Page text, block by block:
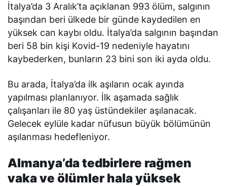
İtalya’da 3 Aralık’ta açıklanan 993 ölüm, salgının
başından beri ülkede bir günde kaydedilen en
yüksek can kaybı oldu. İtalya’da salgının başından
beri 58 bin kişi Kovid-19 nedeniyle hayatını
kaybederken, bunların 23 bini son iki ayda oldu.
Bu arada, İtalya’da ilk aşıların ocak ayında
yapılması planlanıyor. İlk aşamada sağlık
çalışanları ile 80 yaş üstündekiler aşılanacak.
Gelecek eylüle kadar nüfusun büyük bölümünün
aşılanması hedefleniyor.
Almanya’da tedbirlere rağmen
vaka ve ölümler hala yüksek